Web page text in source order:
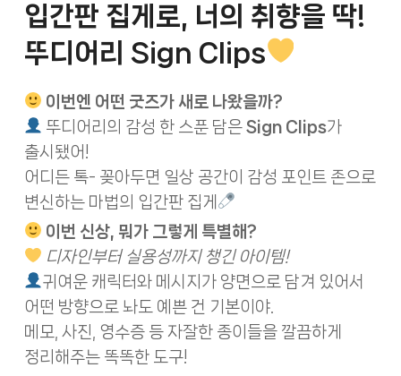
입간판 집게로, 너의 취향을 딱!
뚜디어리 Sign Clips
이번엔 어떤 굿즈가 새로 나왔을까?
뚜디어리의 감성 한 스푼 담은Sign Clips가
출시됐어!
어디든 톡- 꽂아두면 일상 공간이 감성 포인트 존으로
변신하는 마법의 입간판 집게
이번 신상, 뭐가 그렇게 특별해?
디자인부터 실용성까지 챙긴 아이템!
귀여운 캐릭터와 메시지가 양면으로 담겨 있어서
어떤 방향으로 놔도 예쁜 건 기본이야.
메모, 사진, 영수증 등 자잘한 종이들을 깔끔하게
정리해주는 똑똑한 도구!